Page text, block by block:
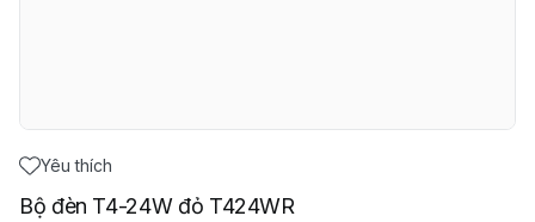
Yêu thích
Bộ đèn T4-24W đỏ T424WR